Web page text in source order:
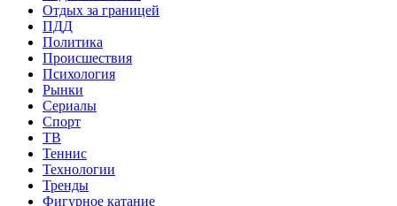
Отдых за границей
ПДД
Политика
Происшествия
Психология
Рынки
Сериалы
Спорт
ТВ
Теннис
Технологии
Тренды
Фигурное катание